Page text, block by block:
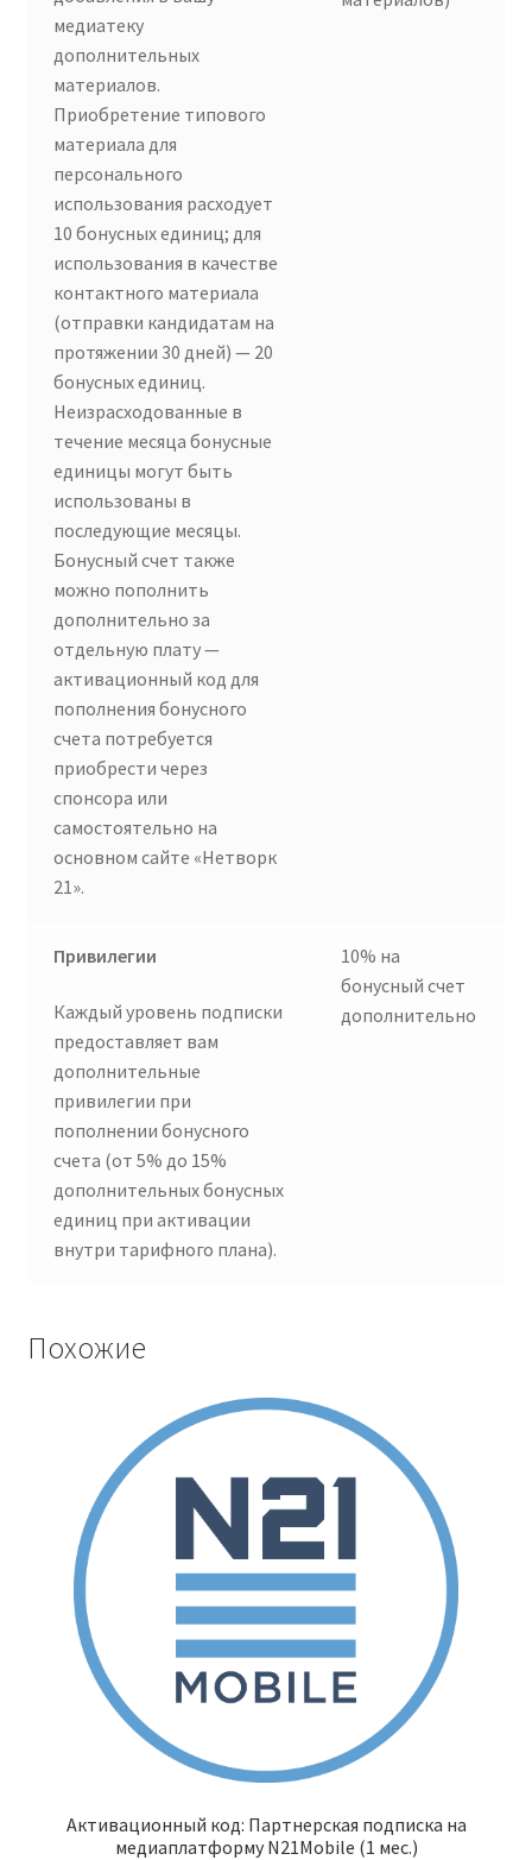
медиатеку
дополнительных
материалов.
Приобретение типового
материала для
персонального
использования расходует
10 бонусных единиц; для
использования в качестве
контактного материала
(отправки кандидатам на
протяжении 30 дней) — 20
бонусных единиц.
Неизрасходованные в
течение месяца бонусные
единицы могут быть
использованы в
последующие месяцы.
Бонусный счет также
можно пополнить
дополнительно за
отдельную плату —
активационный код для
пополнения бонусного
счета потребуется
приобрести через
спонсора или
самостоятельно на
основном сайте «Нетворк
21».
Привилегии
Каждый уровень подписки
предоставляет вам
дополнительные
привилегии при
пополнении бонусного
счета (от 5% до 15%
дополнительных бонусных
единиц при активации
внутри тарифного плана).
10% на
бонусный счет
дополнительно
Похожие
Активационный код: Партнерская подписка на
медиаплатформу N21Mobile (1 мес.)